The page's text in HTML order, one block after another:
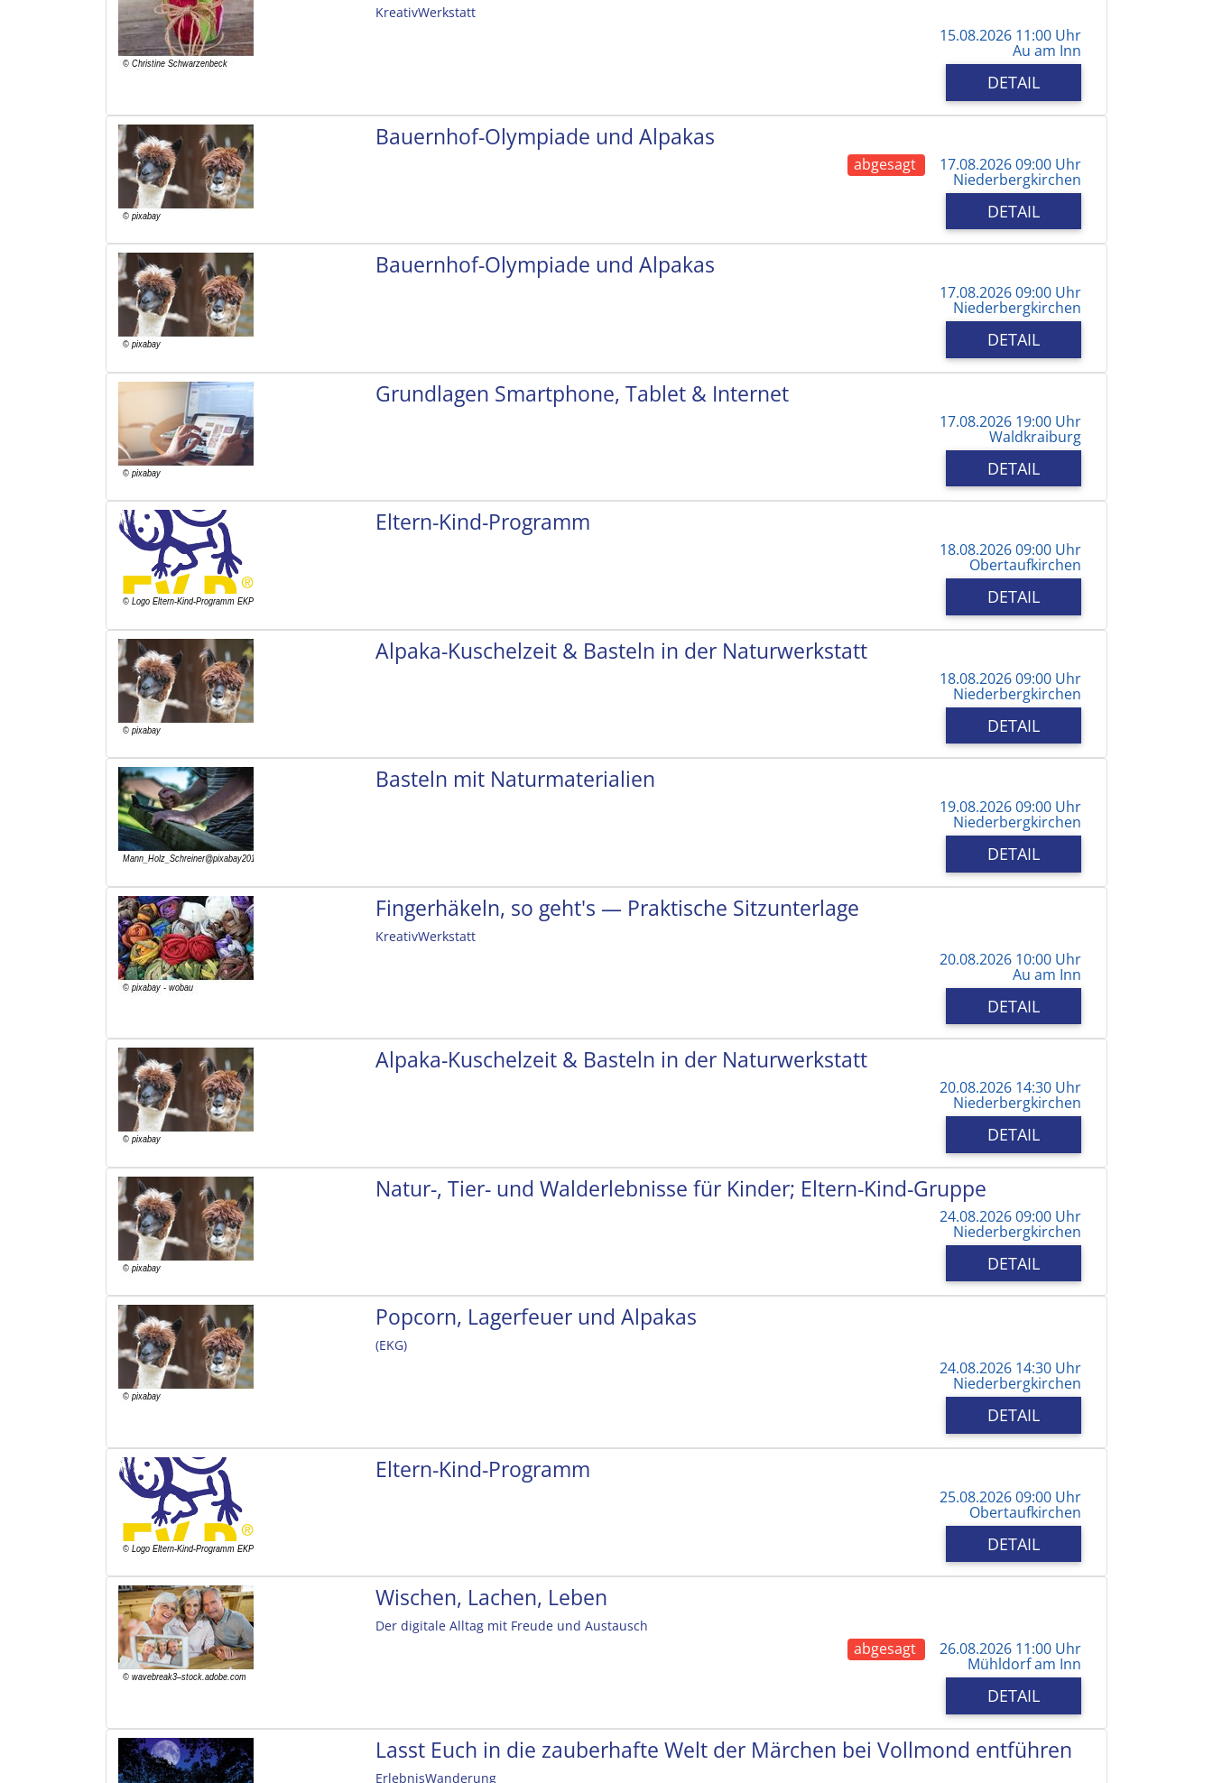
KreativWerkstatt
15.08.2026 11:00 Uhr
Au am Inn
DETAIL
Bauernhof-Olympiade und Alpakas
abgesagt 17.08.2026 09:00 Uhr
Niederbergkirchen
DETAIL
Bauernhof-Olympiade und Alpakas
17.08.2026 09:00 Uhr
Niederbergkirchen
DETAIL
Grundlagen Smartphone, Tablet & Internet
17.08.2026 19:00 Uhr
Waldkraiburg
DETAIL
Eltern-Kind-Programm
18.08.2026 09:00 Uhr
Obertaufkirchen
DETAIL
Alpaka-Kuschelzeit & Basteln in der Naturwerkstatt
18.08.2026 09:00 Uhr
Niederbergkirchen
DETAIL
Basteln mit Naturmaterialien
19.08.2026 09:00 Uhr
Niederbergkirchen
DETAIL
Fingerhäkeln, so geht's — Praktische Sitzunterlage
KreativWerkstatt
20.08.2026 10:00 Uhr
Au am Inn
DETAIL
Alpaka-Kuschelzeit & Basteln in der Naturwerkstatt
20.08.2026 14:30 Uhr
Niederbergkirchen
DETAIL
Natur-, Tier- und Walderlebnisse für Kinder; Eltern-Kind-Gruppe
24.08.2026 09:00 Uhr
Niederbergkirchen
DETAIL
Popcorn, Lagerfeuer und Alpakas
(EKG)
24.08.2026 14:30 Uhr
Niederbergkirchen
DETAIL
Eltern-Kind-Programm
25.08.2026 09:00 Uhr
Obertaufkirchen
DETAIL
Wischen, Lachen, Leben
Der digitale Alltag mit Freude und Austausch
abgesagt 26.08.2026 11:00 Uhr
Mühldorf am Inn
DETAIL
Lasst Euch in die zauberhafte Welt der Märchen bei Vollmond entführen
ErlebnisWanderung